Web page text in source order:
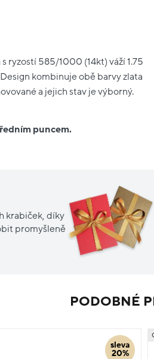
ryzostí 585/1000 (14kt) váží 1.75
kombinuje obě barvy zlata
a jejich stav je výborný.
puncem.
krabiček, díky
promyšleně
PODOBNÉ
sleva
20%